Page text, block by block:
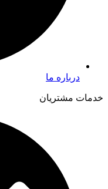
درباره ما
خدمات مشتریان